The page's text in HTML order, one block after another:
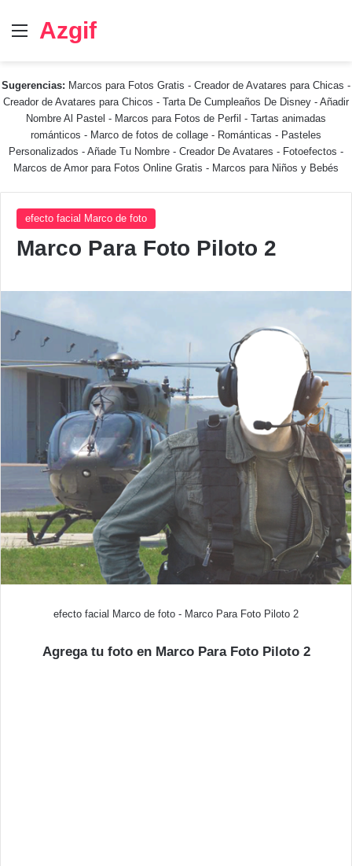
Menú
Azgif
Sugerencias: Marcos para Fotos Gratis - Creador de Avatares para Chicas -
Creador de Avatares para Chicos - Tarta De Cumpleaños De Disney - Añadir
Nombre Al Pastel - Marcos para Fotos de Perfil - Tartas animadas
románticos - Marco de fotos de collage - Románticas - Pasteles
Personalizados - Añade Tu Nombre - Creador De Avatares - Fotoefectos -
Marcos de Amor para Fotos Online Gratis - Marcos para Niños y Bebés
efecto facial Marco de foto
Marco Para Foto Piloto 2
efecto facial Marco de foto - Marco Para Foto Piloto 2
Agrega tu foto en Marco Para Foto Piloto 2